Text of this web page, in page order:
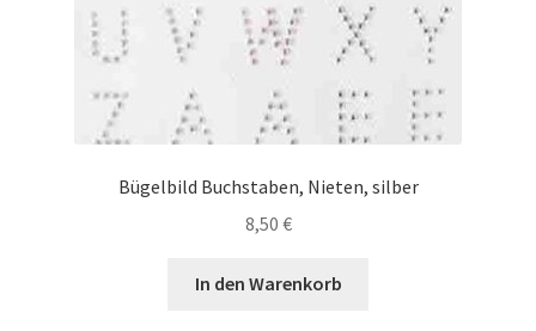
Bügelbild Buchstaben, Nieten, silber
8,50 €
In den Warenkorb